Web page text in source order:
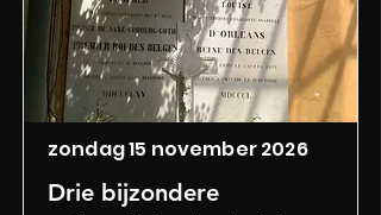
zondag 15 november 2026
Drie bijzondere